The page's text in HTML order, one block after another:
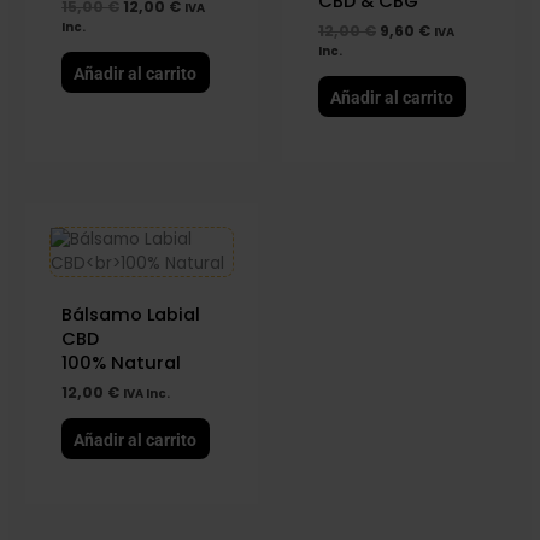
15,00€ 12,00 € IVA
Inc.
Añadir al carrito
12,00€ 9,60 € IVA
Inc.
Añadir al carrito
Bálsamo Labial
CBD
100% Natural
12,00 € IVA Inc.
Añadir al carrito